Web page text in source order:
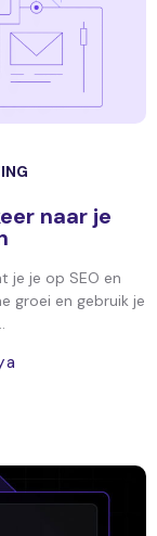
naar je
je je op SEO en
groei en gebruik je